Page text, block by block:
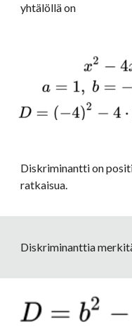
yhtälöllä on
Diskriminantti on
ratkaisua.
Diskriminanttia